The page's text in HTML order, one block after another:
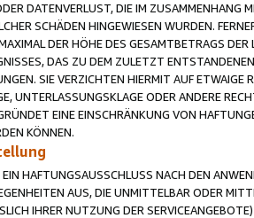
DATENVERLUST, DIE IM ZUSAMMENHANG
SCHÄDEN HINGEWIESEN WURDEN.
DER HÖHE DES GESAMTBETRAGS
DAS ZU DEM ZULETZT
SIE VERZICHTEN HIERMIT AUF
UNTERLASSUNGSKLAGE ODER ANDERE
EINE EINSCHRÄNKUNG VON
KÖNNEN.
HAFTUNGSAUSSCHLUSS NACH DEN
AUS, DIE UNMITTELBAR ODER
IHRER NUTZUNG DER